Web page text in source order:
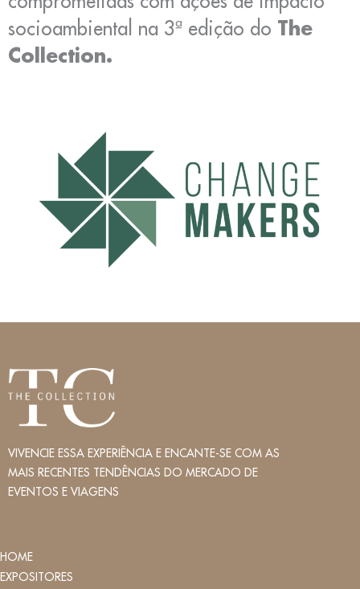
socioambiental na 3ª edição do The
Collection.
VIVENCIE ESSA EXPERIÊNCIA E ENCANTE-SE COM AS
MAIS RECENTES TENDÊNCIAS DO MERCADO DE
EVENTOS E VIAGENS
HOME
EXPOSITORES